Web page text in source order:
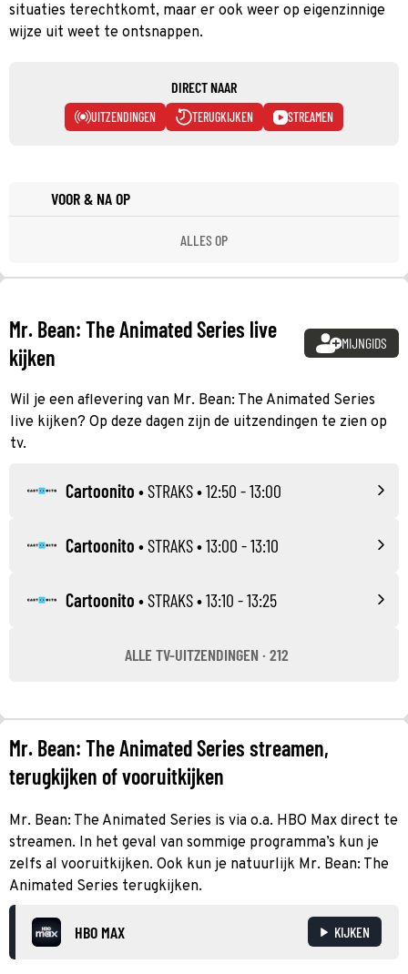
situaties terechtkomt, maar er ook weer op eigenzinnige
wijze uit weet te ontsnappen.
DIRECT NAAR
UITZENDINGEN TERUGKIJKEN STREAMEN
VOOR & NA OP
ALLES OP
Mr. Bean: The Animated Series live
kijken
MIJNGIDS
Wil je een aflevering van Mr. Bean: The Animated Series
live kijken? Op deze dagen zijn de uitzendingen te zien op
tv.
Cartoonito •STRAKS• 12:50 - 13:00
Cartoonito •STRAKS• 13:00 - 13:10
Cartoonito •STRAKS• 13:10 - 13:25
ALLE TV-UITZENDINGEN · 212
Mr. Bean: The Animated Series streamen,
terugkijken of vooruitkijken
Mr. Bean: The Animated Series is via o.a. HBO Max direct te
streamen. In het geval van sommige programma’s kun je
zelfs al vooruitkijken. Ook kun je natuurlijk Mr. Bean: The
Animated Series terugkijken.
HBO MAX KIJKEN